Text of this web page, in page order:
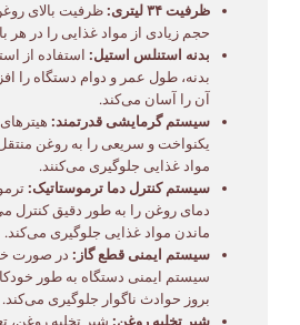
ظرفیت ۳۴ لیتری:
ظرفیت بالای
حجم زیادی از مواد غذایی را در هر
بدنه استنلس استیل: استفاده از
بدنه، طول عمر و دوام دستگاه را
آن را آسان می‌کند.
سیستم گرمایشی قدرتمند:
یکنواخت و سریعی را به روغن
مواد غذایی جلوگیری می‌کنند.
سیستم کنترل دما ترموستاتیک:
دمای روغن را به طور دقیق کنترل
ماندن مواد غذایی جلوگیری می‌کند.
سیستم ایمنی قطع گاز: در صورت
سیستم ایمنی دستگاه به طور
بروز حوادث ناگوار جلوگیری می‌کند.
شیر تخلیه روغن: شیر تخلیه روغن،